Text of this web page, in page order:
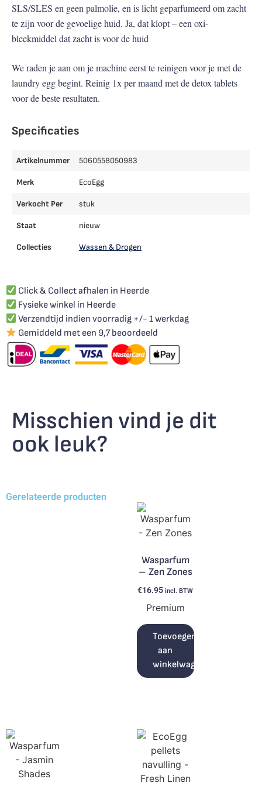
SLS/SLES en geen palmolie, en is licht geparfumeerd om zacht
te zijn voor de gevoelige huid. Ja, dat klopt – een oxi-
bleekmiddel dat zacht is voor de huid
We raden je aan om je machine eerst te reinigen voor je met de
laundry egg begint. Reinig 1x per maand met de detox tablets
voor de beste resultaten.
Specificaties
Artikelnummer 5060558050983
Merk EcoEgg
Verkocht Per stuk
Staat nieuw
Collecties Wassen & Drogen
Click & Collect afhalen in Heerde
Fysieke winkel in Heerde
Verzendtijd indien voorradig +/- 1 werkdag
Gemiddeld met een 9,7 beoordeeld
Misschien vind je dit
ook leuk?
Gerelateerde producten
Wasparfum
– Zen Zones
€16.95 incl. BTW
Premium
Toevoegen
aan
winkelwagen